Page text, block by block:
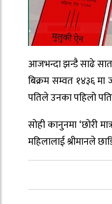
आजभन्दा झन्डै साढे
बिक्रम सम्वत १४३६ मा
पतिले उनका पहिलो
सोही कानुनमा ‘छोरी
महिलालाई श्रीमानले